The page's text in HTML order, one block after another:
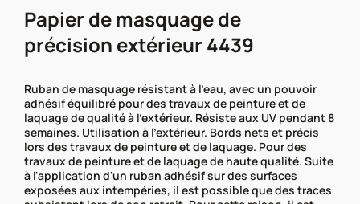
Papier de masquage de
précision extérieur 4439
Ruban de masquage résistant à l’eau, avec un pouvoir
adhésif équilibré pour des travaux de peinture et de
laquage de qualité à l'extérieur. Résiste aux UV pendant 8
semaines. Utilisation à l'extérieur. Bords nets et précis
lors des travaux de peinture et de laquage. Pour des
travaux de peinture et de laquage de haute qualité. Suite
à l'application d'un ruban adhésif sur des surfaces
exposées aux intempéries, il est possible que des traces